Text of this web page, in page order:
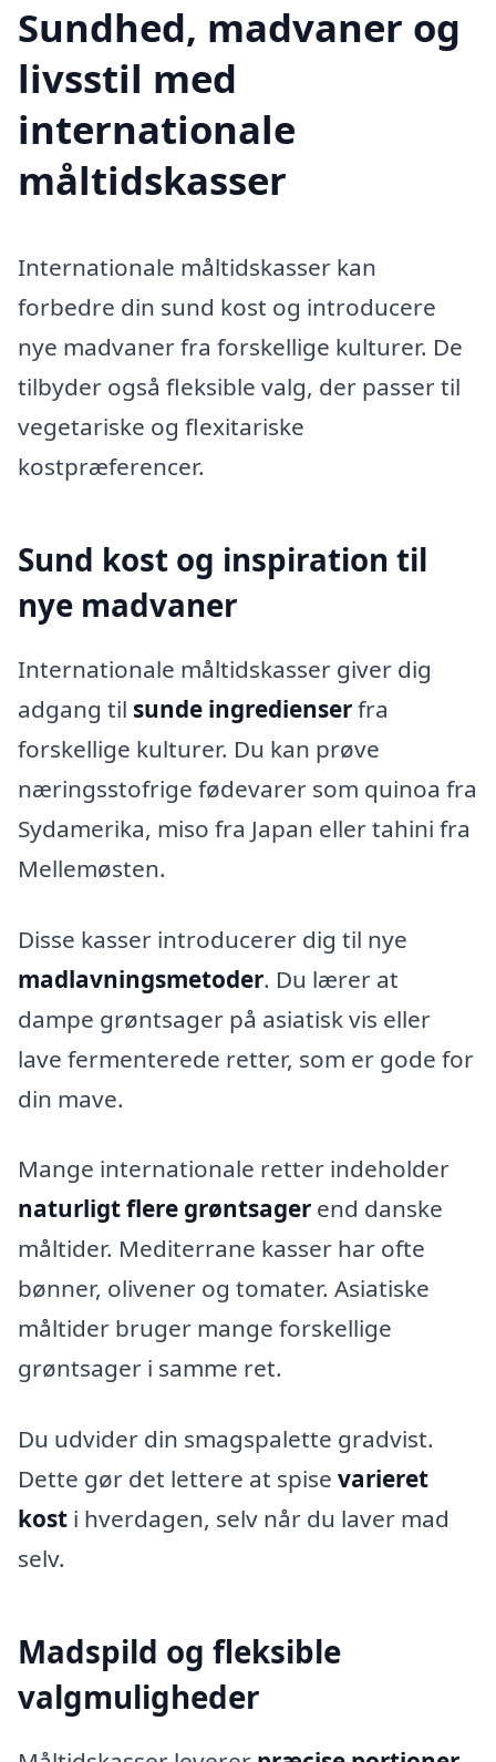
Sundhed, madvaner og
livsstil med
internationale
måltidskasser
Internationale måltidskasser kan
forbedre din sund kost og introducere
nye madvaner fra forskellige kulturer. De
tilbyder også fleksible valg, der passer til
vegetariske og flexitariske
kostpræferencer.
Sund kost og inspiration til
nye madvaner
Internationale måltidskasser giver dig
adgang til sunde ingredienserfra
forskellige kulturer. Du kan prøve
næringsstofrige fødevarer som quinoa fra
Sydamerika, miso fra Japan eller tahini fra
Mellemøsten.
Disse kasser introducerer dig til nye
madlavningsmetoder. Du lærer at
dampe grøntsager på asiatisk vis eller
lave fermenterede retter, som er gode for
din mave.
Mange internationale retter indeholder
naturligt flere grøntsager end danske
måltider. Mediterrane kasser har ofte
bønner, olivener og tomater. Asiatiske
måltider bruger mange forskellige
grøntsager i samme ret.
Du udvider din smagspalette gradvist.
Dette gør det lettere at spise varieret
kost i hverdagen, selv når du laver mad
selv.
Madspild og fleksible
valgmuligheder